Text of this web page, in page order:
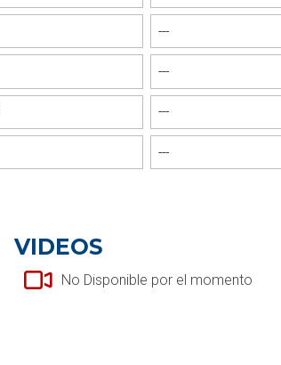
---
---
---
---
VIDEOS
No Disponible por el momento